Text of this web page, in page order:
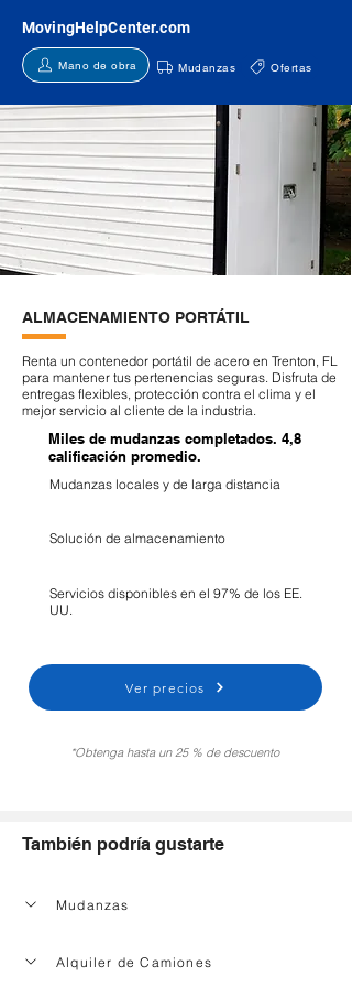
MovingHelpCenter.com
Mano de obra Mudanzas Ofertas
ALMACENAMIENTO PORTÁTIL
Renta un contenedor portátil de acero en Trenton, FL
para mantener tus pertenencias seguras. Disfruta de
entregas flexibles, protección contra el clima y el
mejor servicio al cliente de la industria.
Miles de mudanzas completados. 4,8
calificación promedio.
Mudanzas locales y de larga distancia
Solución de almacenamiento
Servicios disponibles en el 97% de los EE.
UU.
Ver precios
*Obtenga hasta un 25 % de descuento
También podría gustarte
Mudanzas
Alquiler de Camiones